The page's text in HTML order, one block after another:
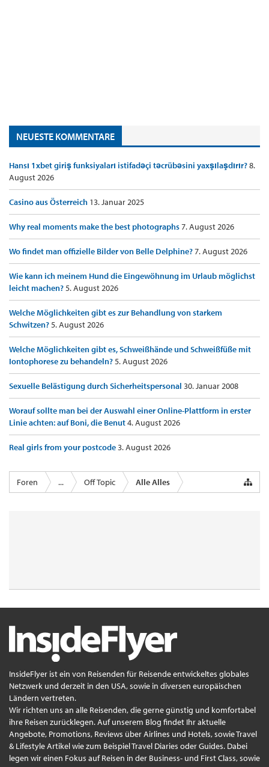
NEUESTE KOMMENTARE
Hansı 1xbet giriş funksiyaları istifadəçi təcrübəsini yaxşılaşdırır?8.
August 2026
Casino aus Österreich 13. Januar 2025
Why real moments make the best photographs7. August 2026
Wo findet man offizielle Bilder von Belle Delphine?7. August 2026
Wie kann ich meinem Hund die Eingewöhnung im Urlaub möglichst
leicht machen?5. August 2026
Welche Möglichkeiten gibt es zur Behandlung von starkem
Schwitzen?5. August 2026
Welche Möglichkeiten gibt es, Schweißhände und Schweißfüße mit
Iontophorese zu behandeln?5. August 2026
Sexuelle Belästigung durch Sicherheitspersonal 30. Januar 2008
Worauf sollte man bei der Auswahl einer Online-Plattform in erster
Linie achten: auf Boni, die Benut4. August 2026
Real girls from your postcode3. August 2026
Foren ... Off Topic Alle Alles
InsideFlyer ist ein von Reisenden für Reisende entwickeltes globales
Netzwerk und derzeit in den USA, sowie in diversen europäischen
Ländern vertreten.
Wir richten uns an alle Reisenden, die gerne günstig und komfortabel
ihre Reisen zurücklegen. Auf unserem Blog findet Ihr aktuelle
Angebote, Promotions, Reviews über Airlines und Hotels, sowie Travel
& Lifestyle Artikel wie zum Beispiel Travel Diaries oder Guides. Dabei
legen wir einen Fokus auf Reisen in der Business- und First Class, sowie